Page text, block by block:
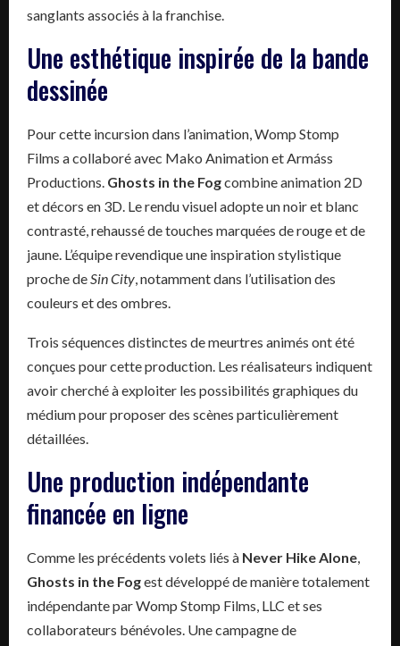
sanglants associés à la franchise.
Une esthétique inspirée de la bande
dessinée
Pour cette incursion dans l’animation, Womp Stomp
Films a collaboré avec Mako Animation et Armáss
Productions. Ghosts in the Fogcombine animation 2D
et décors en 3D. Le rendu visuel adopte un noir et blanc
contrasté, rehaussé de touches marquées de rouge et de
jaune. L’équipe revendique une inspiration stylistique
proche de Sin City , notamment dans l’utilisation des
couleurs et des ombres.
Trois séquences distinctes de meurtres animés ont été
conçues pour cette production. Les réalisateurs indiquent
avoir cherché à exploiter les possibilités graphiques du
médium pour proposer des scènes particulièrement
détaillées.
Une production indépendante
financée en ligne
Comme les précédents volets liés à Never Hike Alone
Ghosts in the Fogest développé de manière totalement
indépendante par Womp Stomp Films, LLC et ses
collaborateurs bénévoles. Une campagne de